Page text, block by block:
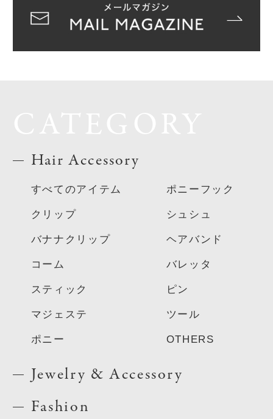
Hair Accessory
すべてのアイテム
クリップ
バナナクリップ
コーム
スティック
マジェステ
ポニー
ポニーフック
シュシュ
ヘアバンド
バレッタ
ピン
ツール
OTHERS
Jewelry & Accessory
Fashion